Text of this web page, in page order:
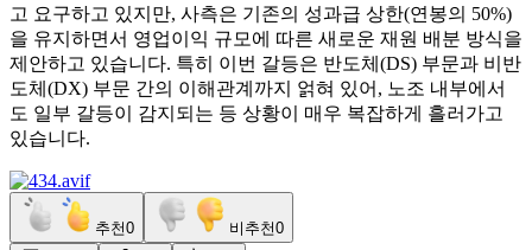
고 요구하고 있지만, 사측은 기존의 성과급 상한(연봉의 50%)
을 유지하면서 영업이익 규모에 따른 새로운 재원 배분 방식을
제안하고 있습니다. 특히 이번 갈등은 반도체(DS) 부문과 비반
도체(DX) 부문 간의 이해관계까지 얽혀 있어, 노조 내부에서
도 일부 갈등이 감지되는 등 상황이 매우 복잡하게 흘러가고
있습니다.
추천0 비추천0